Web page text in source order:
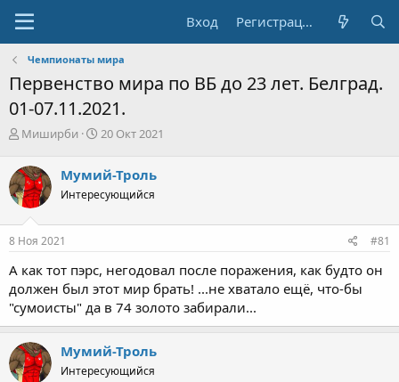
Вход Регистрация
Чемпионаты мира
Первенство мира по ВБ до 23 лет. Белград.
01-07.11.2021.
А
т
о
р
т
е
м
Миширби
Д
а
н
ч
а
20 Окт 2021
Мумий-Троль
Интересующийся
8 Ноя 2021 #81
А как тот пэрс, негодовал после поражения, как будто он
должен был этот мир брать! ...не хватало ещё, что-бы
"сумоисты" да в 74 золото забирали...
Мумий-Троль
Интересующийся